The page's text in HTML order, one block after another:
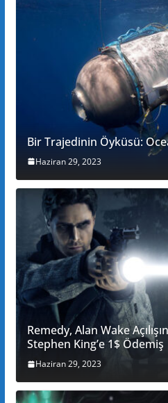
Bir Trajedinin Öyküsü:
Haziran 29, 2023
Remedy, Alan Wake
Stephen King’e 1$ Ödemiş
Haziran 29, 2023